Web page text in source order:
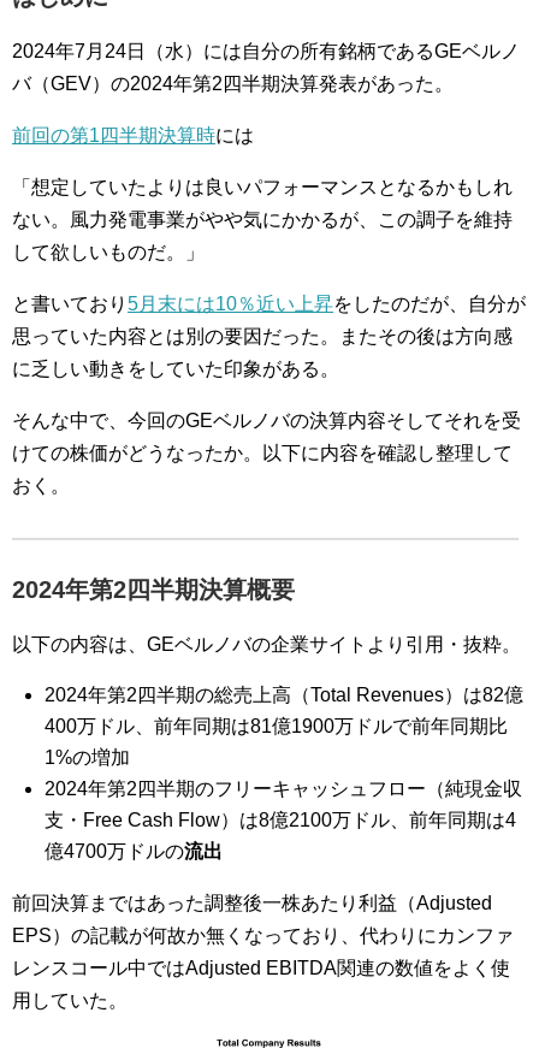
2024年7月24日（水）には自分の所有銘柄であるGEベルノ
バ（GEV）の2024年第2四半期決算発表があった。
前回の第1四半期決算時には
「想定していたよりは良いパフォーマンスとなるかもしれ
ない。風力発電事業がやや気にかかるが、この調子を維持
して欲しいものだ。」
と書いており 5月末には10％近い上昇をしたのだが、自分が
思っていた内容とは別の要因だった。またその後は方向感
に乏しい動きをしていた印象がある。
そんな中で、今回のGEベルノバの決算内容そしてそれを受
けての株価がどうなったか。以下に内容を確認し整理して
おく。
2024年第2四半期決算概要
以下の内容は、GEベルノバの企業サイトより引用・抜粋。
2024年第2四半期の総売上高（Total Revenues）は82億
400万ドル、前年同期は81億1900万ドルで前年同期比
1%の増加
2024年第2四半期のフリーキャッシュフロー（純現金収
支・Free Cash Flow）は8億2100万ドル、前年同期は4
億4700万ドルの流出
前回決算まではあった調整後一株あたり利益（Adjusted
EPS）の記載が何故か無くなっており、代わりにカンファ
レンスコール中ではAdjusted EBITDA関連の数値をよく使
用していた。